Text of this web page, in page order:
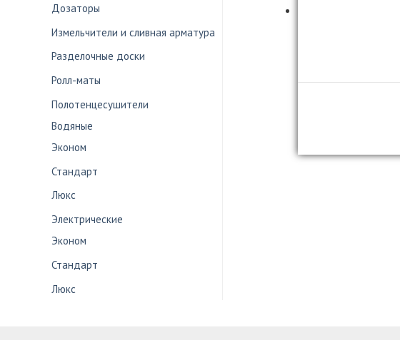
Дозаторы
Измельчители и сливная арматура
Разделочные доски
Ролл-маты
Полотенцесушители
Водяные
Эконом
Стандарт
Люкс
Электрические
Эконом
Стандарт
Люкс